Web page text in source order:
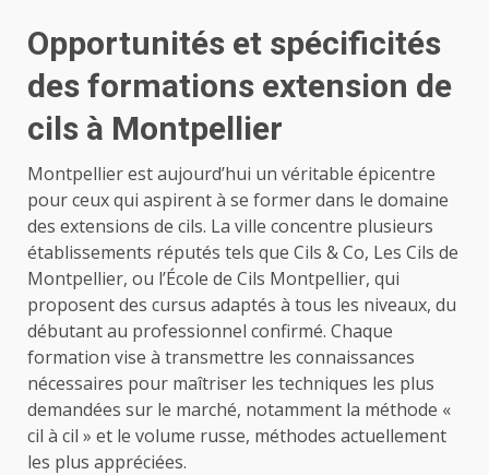
Opportunités et spécificités
des formations extension de
cils à Montpellier
Montpellier est aujourd’hui un véritable épicentre
pour ceux qui aspirent à se former dans le domaine
des extensions de cils. La ville concentre plusieurs
établissements réputés tels que Cils & Co, Les Cils de
Montpellier, ou l’École de Cils Montpellier, qui
proposent des cursus adaptés à tous les niveaux, du
débutant au professionnel confirmé. Chaque
formation vise à transmettre les connaissances
nécessaires pour maîtriser les techniques les plus
demandées sur le marché, notamment la méthode «
cil à cil » et le volume russe, méthodes actuellement
les plus appréciées.